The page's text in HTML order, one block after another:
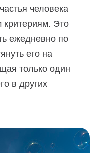
человека
критериям. Это
ежедневно по
его на
только один
в других